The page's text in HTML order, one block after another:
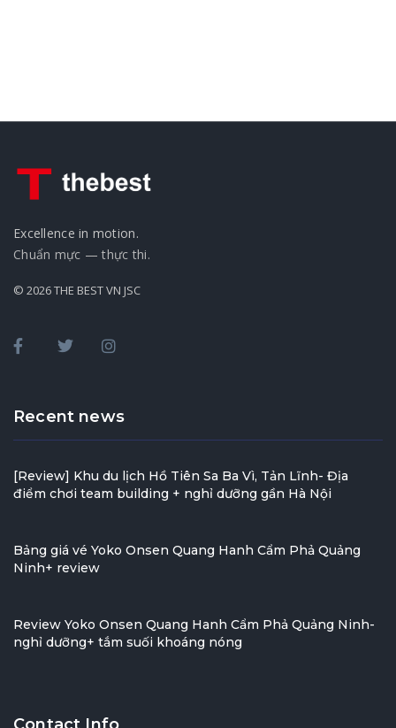
Excellence in motion.
Chuẩn mực — thực thi.
© 2026 THE BEST VN JSC
Recent news
[Review] Khu du lịch Hồ Tiên Sa Ba Vì, Tản Lĩnh- Địa
điểm chơi team building + nghỉ dưỡng gần Hà Nội
Bảng giá vé Yoko Onsen Quang Hanh Cẩm Phả Quảng
Ninh+ review
Review Yoko Onsen Quang Hanh Cẩm Phả Quảng Ninh-
nghỉ dưỡng+ tắm suối khoáng nóng